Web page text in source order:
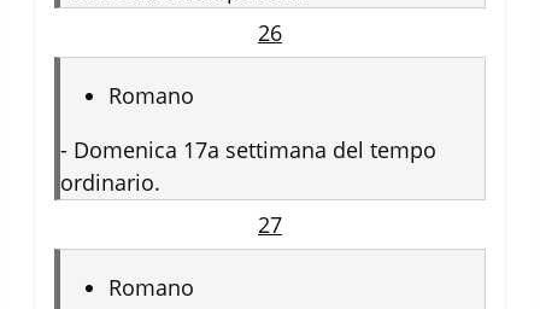
26
Romano
- Domenica 17a settimana del tempo
ordinario.
27
Romano